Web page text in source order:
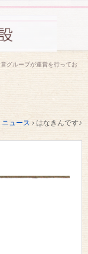
グループが運営を行ってお
ニュース › はなきんです♪